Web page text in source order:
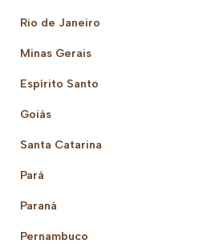
Rio de Janeiro
Minas Gerais
Espírito Santo
Goiás
Santa Catarina
Pará
Paraná
Pernambuco